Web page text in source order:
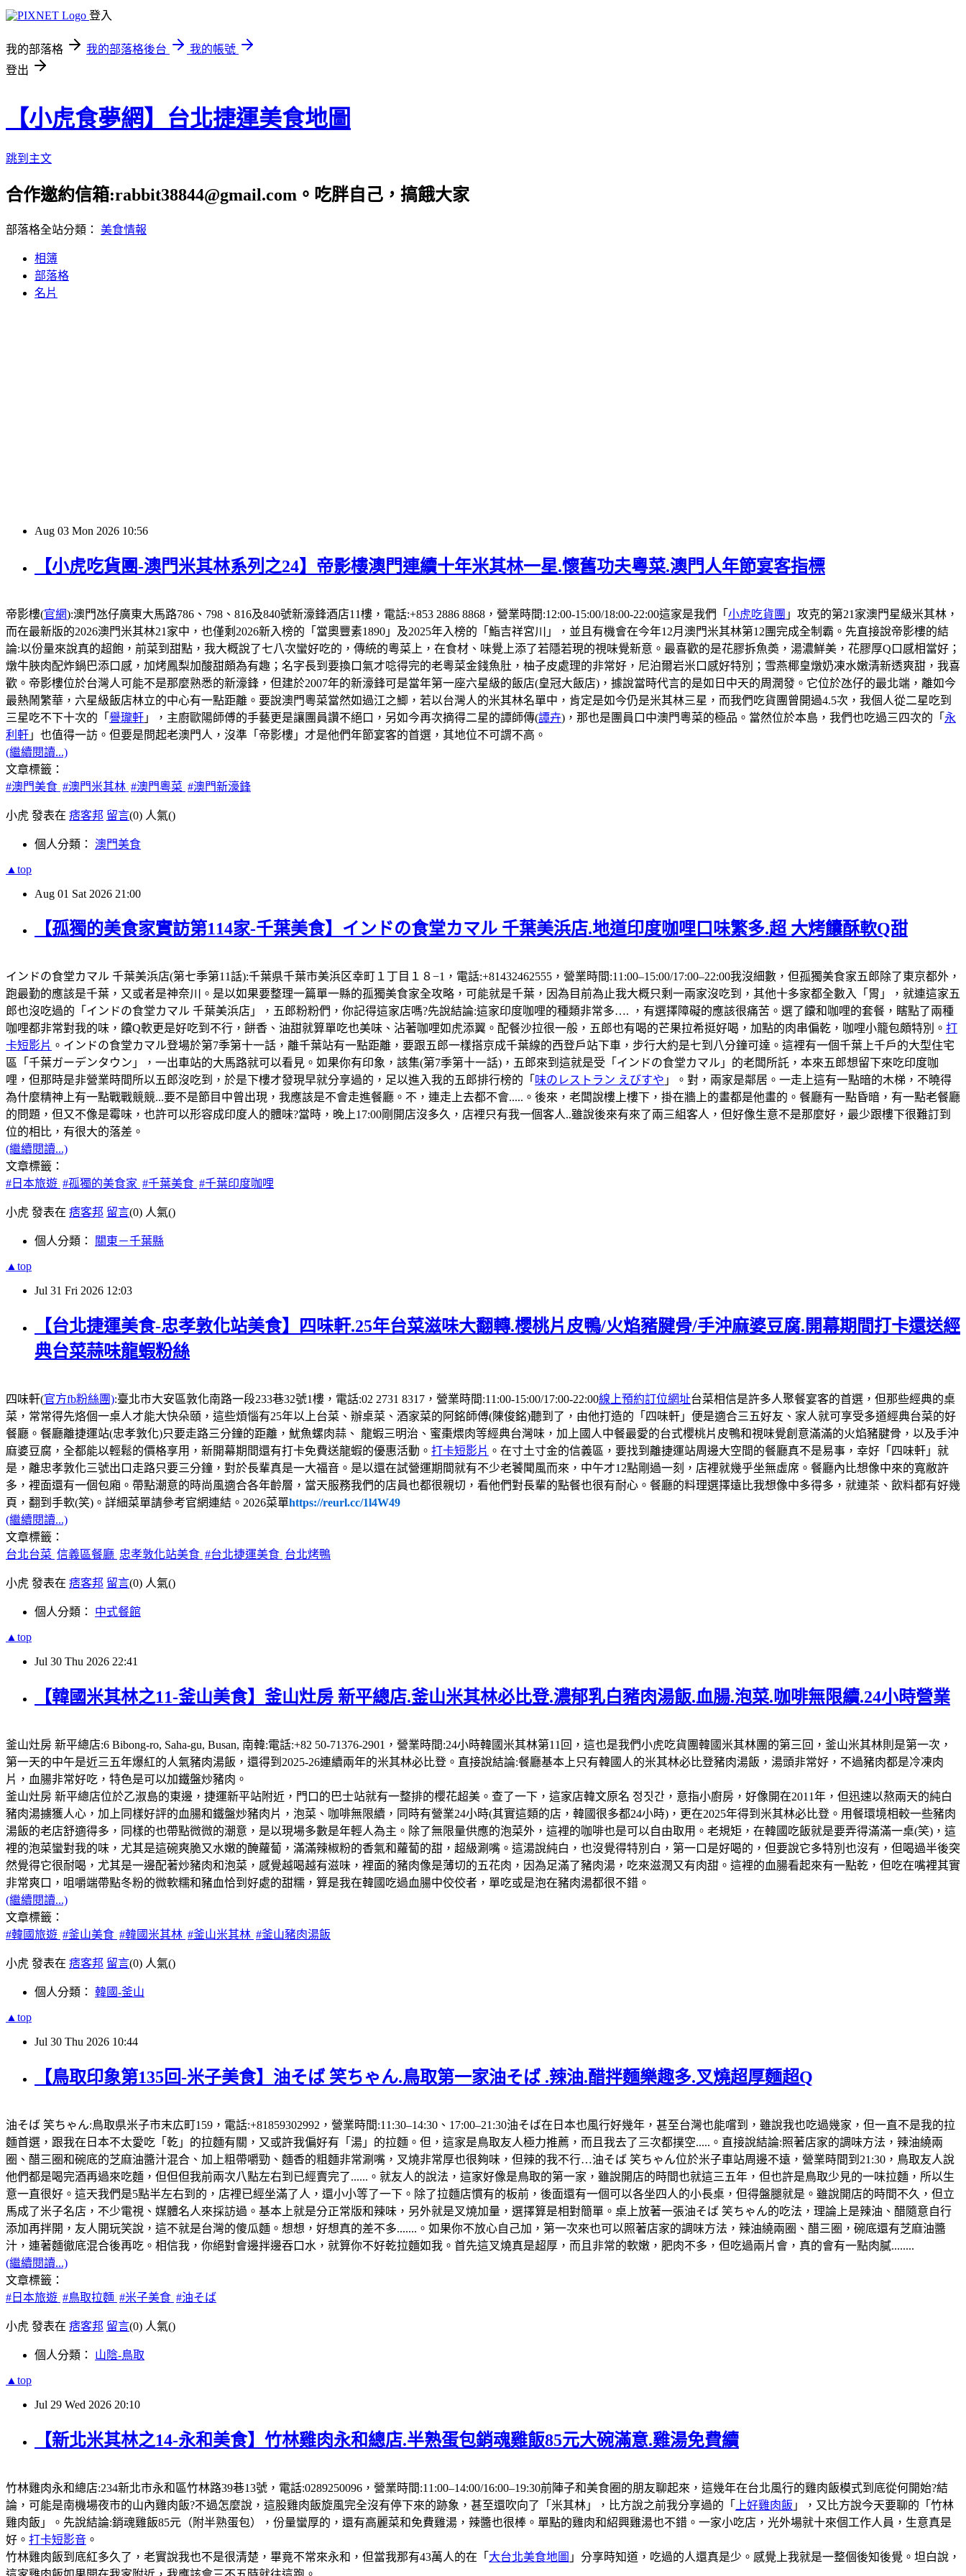
登入
我的部落格 我的部落格後台
我的帳號
登出
【小虎食夢網】台北捷運美食地圖
跳到主文
合作邀約信箱:rabbit38844@gmail.com。吃胖自己，搞餓大家
部落格全站分類： 美食情報
相簿
部落格
名片
Aug 03 Mon 2026 10:56
【小虎吃貨團-澳門米其林系列之24】帝影樓澳門連續十年米其林一星.懷舊功夫粵菜.澳門人年節宴客指標
帝影樓(官網):澳門氹仔廣東大馬路786、798、816及840號新濠鋒酒店11樓，電話:+853 2886 8868，營業時間:12:00-15:00/18:00-22:00這家是我們「 小虎吃貨團 」攻克的第21家澳門星級米其林，
而在最新版的2026澳門米其林21家中，也僅剩2026新入榜的「當奧豐素1890」及2025年入榜的「鮨吉祥宮川」，並且有機會在今年12月澳門米其林第12團完成全制霸。先直接說帝影樓的結
論:以份量來說真的超飽，前菜到甜點，我大概說了七八次蠻好吃的，傳統的粵菜上，在食材、味覺上添了若隱若現的視味覺新意。最喜歡的是花膠拆魚𡙡，湯濃鮮美，花膠厚Q口感相當好；
燉牛脥肉配炸鍋巴添口感，加烤鳳梨加酸甜頗為有趣；名字長到要換口氣才唸得完的老粵菜金錢魚肚，柚子皮處理的非常好，尼泊爾岩米口感好特別；雪燕椰皇燉奶凍水嫩清新透爽甜，我喜
歡。帝影樓位於台灣人可能不是那麼熟悉的新濠鋒，但建於2007年的新濠鋒可是當年第一座六星級的飯店(皇冠大飯店)，據說當時代言的是如日中天的周潤發。它位於氹仔的最北端，離如今
最熱鬧繁華，六星級飯店林立的中心有一點距離。要說澳門粵菜當然如過江之鯽，若以台灣人的米其林名單中，肯定是如今仍是米其林三星，而我們吃貨團曾開過4.5次，我個人從二星吃到
三星吃不下十次的「 譽瓏軒 」，主廚歐陽師傅的手藝更是讓團員讚不絕口，另如今再次摘得二星的譚師傳(譚卉)，那也是團員口中澳門粵菜的極品。當然位於本島，我們也吃過三四次的「 永
利軒 」也值得一訪。但要是問起老澳門人，沒準「帝影樓」才是他們年節宴客的首選，其地位不可謂不高。
(繼續閱讀...)
文章標籤：
#澳門美食 #澳門米其林 #澳門粵菜 #澳門新濠鋒
小虎 發表在 痞客邦 留言(0) 人氣()
個人分類： 澳門美食
▲top
Aug 01 Sat 2026 21:00
【孤獨的美食家實訪第114家-千葉美食】インドの食堂カマル 千葉美浜店.地道印度咖哩口味繁多.超 大烤饢酥軟Q甜
インドの食堂カマル 千葉美浜店(第七季第11話):千葉県千葉市美浜区幸町１丁目１８−1，電話:+81432462555，營業時間:11:00–15:00/17:00–22:00我沒細數，但孤獨美食家五郎除了東京都外，
跑最勤的應該是千葉，又或者是神奈川。是以如果要整理一篇單一縣的孤獨美食家全攻略，可能就是千葉，因為目前為止我大概只剩一兩家沒吃到，其他十多家都全數入「胃」，就連這家五
郎也沒吃過的「インドの食堂カマル 千葉美浜店」，五郎粉粉們，你記得這家店嗎?先說結論:這家印度咖哩的種類非常多…. ，有選擇障礙的應該很痛苦。選了饢和咖哩的套餐，瞎點了兩種
咖哩都非常對我的味，饢Q軟更是好吃到不行，餅香、油甜就算單吃也美味、沾著咖哩如虎添翼。配餐沙拉很一般，五郎也有喝的芒果拉希挺好喝，加點的肉串偏乾，咖哩小籠包頗特別。 打
卡短影片 。インドの食堂カマル登場於第7季第十一話，離千葉站有一點距離，要跟五郎一樣搭京成千葉線的西登戶站下車，步行大約是七到八分鐘可達。這裡有一個千葉上千戶的大型住宅
區「千葉ガーデンタウン」，一出車站的大馬路就可以看見。如果你有印象，該集(第7季第十一話)，五郎來到這就是受「インドの食堂カマル」的老闆所託，本來五郎想留下來吃印度咖
哩，但那時是非營業時間所以五郎沒吃到，於是下樓才發現早就分享過的，足以進入我的五郎排行榜的「 味のレストラン えびすや 」。對，兩家是鄰居。一走上這有一點暗的木梯，不曉得
為什麼精神上有一點戰戰競競...要不是節目中曾出現，我應該是不會走進餐廳。不，連走上去都不會.....。後來，老闆說樓上樓下，掛在牆上的畫都是他畫的。餐廳有一點昏暗，有一點老餐廳
的問題，但又不像是霉味，也許可以形容成印度人的體味?當時，晚上17:00剛開店沒多久，店裡只有我一個客人..雖說後來有來了兩三組客人，但好像生意不是那麼好，最少跟樓下很難訂到
位的相比，有很大的落差。
(繼續閱讀...)
文章標籤：
#日本旅遊 #孤獨的美食家 #千葉美食 #千葉印度咖哩
小虎 發表在 痞客邦 留言(0) 人氣()
個人分類： 關東－千葉縣
▲top
Jul 31 Fri 2026 12:03
【台北捷運美食-忠孝敦化站美食】四味軒.25年台菜滋味大翻轉.櫻桃片皮鴨/火焰豬腱骨/手沖麻婆豆腐.開幕期間打卡還送經
典台菜蒜味龍蝦粉絲
四味軒(官方fb粉絲團):臺北市大安區敦化南路一段233巷32號1樓，電話:02 2731 8317，營業時間:11:00-15:00/17:00-22:00線上預約訂位網址台菜相信是許多人聚餐宴客的首選，但那些經典的桌
菜，常常得先烙個一桌人才能大快朵頤，這些煩惱有25年以上台菜、辦桌菜、酒家菜的阿銘師傅(陳俊銘)聽到了，由他打造的「四味軒」便是適合三五好友、家人就可享受多道經典台菜的好
餐廳。餐廳離捷運站(忠孝敦化)只要走路三分鐘的距離，魷魚螺肉蒜、 龍蝦三明治、蜜棗煨肉等經典台灣味，加上國人中餐最愛的台式櫻桃片皮鴨和視味覺創意滿滿的火焰豬腱骨，以及手沖
麻婆豆腐，全都能以輕鬆的價格享用，新開幕期間還有打卡免費送龍蝦的優惠活動。 打卡短影片 。在寸土寸金的信義區，要找到離捷運站周邊大空間的餐廳真不是易事，幸好「四味軒」就
是，離忠孝敦化三號出口走路只要三分鐘，對於長輩真是一大福音。是以還在試營運期間就有不少老饕聞風而來，中午才12點剛過一刻，店裡就幾乎坐無虛席。餐廳內比想像中來的寬敝許
多，裡面還有一個包廂。帶點潮意的時尚風適合各年齡層，當天服務我們的店員也都很親切，看他們對長輩的點餐也很有耐心。餐廳的料理選擇遠比我想像中多得多，就連茶、飲料都有好幾
頁，翻到手軟(笑)。詳細菜單請參考官網連結。2026菜單https://reurl.cc/1l4W49
(繼續閱讀...)
文章標籤：
台北台菜 信義區餐廳 忠孝敦化站美食 #台北捷運美食 台北烤鴨
小虎 發表在 痞客邦 留言(0) 人氣()
個人分類： 中式餐館
▲top
Jul 30 Thu 2026 22:41
【韓國米其林之11-釜山美食】釜山灶房 新平總店.釜山米其林必比登.濃郁乳白豬肉湯飯.血腸.泡菜.咖啡無限續.24小時營業
釜山灶房 新平總店:6 Bibong-ro, Saha-gu, Busan, 南韓:電話:+82 50-71376-2901，營業時間:24小時韓國米其林第11回，這也是我們小虎吃貨團韓國米其林團的第三回，釜山米其林則是第一次，
第一天的中午是近三五年爆紅的人氣豬肉湯飯，還得到2025-26連續兩年的米其林必比登。直接說結論:餐廳基本上只有韓國人的米其林必比登豬肉湯飯，湯頭非常好，不過豬肉都是冷凍肉
片，血腸非常好吃，特色是可以加鐵盤炒豬肉。
釜山灶房 新平總店位於乙淑島的東邊，捷運新平站附近，門口的巴士站就有一整排的櫻花超美。查了一下，這家店韓文原名 정짓간，意指小廚房，好像開在2011年，但迅速以熬兩天的純白
豬肉湯擄獲人心，加上同樣好評的血腸和鐵盤炒豬肉片，泡菜、咖啡無限續，同時有營業24小時(其實這類的店，韓國很多都24小時)，更在2025年得到米其林必比登。用餐環境相較一些豬肉
湯飯的老店舒適得多，同樣的也帶點微微的潮意，是以現場多數是年輕人為主。除了無限量供應的泡菜外，這裡的咖啡也是可以自由取用。老規矩，在韓國吃飯就是要弄得滿滿一桌(笑)，這
裡的泡菜蠻對我的味，尤其是這碗爽脆又水嫩的醃蘿蔔，滿滿辣椒粉的香氣和蘿蔔的甜，超級涮嘴。這湯說純白，也沒覺得特別白，第一口是好喝的，但要說它多特別也沒有，但喝過半後突
然覺得它很耐喝，尤其是一邊配著炒豬肉和泡菜，感覺越喝越有滋味，裡面的豬肉像是薄切的五花肉，因為足滿了豬肉湯，吃來滋潤又有肉甜。這裡的血腸看起來有一點乾，但吃在嘴裡其實
非常爽口，咀嚼端帶點冬粉的微軟糯和豬血恰到好處的甜糯，算是我在韓國吃過血腸中佼佼者，單吃或是泡在豬肉湯都很不錯。
(繼續閱讀...)
文章標籤：
#韓國旅遊 #釜山美食 #韓國米其林 #釜山米其林 #釜山豬肉湯飯
小虎 發表在 痞客邦 留言(0) 人氣()
個人分類： 韓國-釜山
▲top
Jul 30 Thu 2026 10:44
【鳥取印象第135回-米子美食】油そば 笑ちゃん.鳥取第一家油そば .辣油.醋拌麵樂趣多.叉燒超厚麵超Q
油そば 笑ちゃん:鳥取県米子市末広町159，電話:+81859302992，營業時間:11:30–14:30、17:00–21:30油そば在日本也風行好幾年，甚至台灣也能嚐到，雖說我也吃過幾家，但一直不是我的拉
麵首選，跟我在日本不太愛吃「乾」的拉麵有關，又或許我偏好有「湯」的拉麵。但，這家是鳥取友人極力推薦，而且我去了三次都撲空.....。直接說結論:照著店家的調味方法，辣油繞兩
圈、醋三圈和碗底的芝麻油醬汁混合、加上粗帶嚼勁、麵香的粗麵非常涮嘴，叉燒非常厚也很夠味，但辣的我不行…油そば 笑ちゃん位於米子車站周邊不遠，營業時間到21:30，鳥取友人說
他們都是喝完酒再過來吃麵，但但但我前兩次八點左右到已經賣完了......。就友人的說法，這家好像是鳥取的第一家，雖說開店的時間也就這三五年，但也許是鳥取少見的一味拉麵，所以生
意一直很好。這天我們是5點半左右到的，店裡已經坐滿了人，還小小等了一下。除了拉麵店慣有的板前，後面還有一個可以各坐四人的小長桌，但得盤腿就是。雖說開店的時間不久，但立
馬成了米子名店，不少電視、媒體名人來採訪過。基本上就是分正常版和辣味，另外就是叉燒加量，選擇算是相對簡單。桌上放著一張油そば 笑ちゃん的吃法，理論上是辣油、醋隨意自行
添加再拌開，友人開玩笑說，這不就是台灣的傻瓜麵。想想，好想真的差不多.......。如果你不放心自己加，第一次來也可以照著店家的調味方法，辣油繞兩圈、醋三圈，碗底還有芝麻油醬
汁，連著麵徹底混合後再吃。相信我，你絕對會邊拌邊吞口水，就算你不好乾拉麵如我。首先這叉燒真是超厚，而且非常的軟嫩，肥肉不多，但吃過兩片會，真的會有一點肉膩........
(繼續閱讀...)
文章標籤：
#日本旅遊 #鳥取拉麵 #米子美食 #油そば
小虎 發表在 痞客邦 留言(0) 人氣()
個人分類： 山陰-鳥取
▲top
Jul 29 Wed 2026 20:10
【新北米其林之14-永和美食】竹林雞肉永和總店.半熟蛋包銷魂雞飯85元大碗滿意.雞湯免費續
竹林雞肉永和總店:234新北市永和區竹林路39巷13號，電話:0289250096，營業時間:11:00–14:00/16:00–19:30前陣子和美食圈的朋友聊起來，這幾年在台北風行的雞肉飯模式到底從何開始?結
論，可能是南機場夜市的山內雞肉飯?不過怎麼說，這股雞肉飯旋風完全沒有停下來的跡象，甚至還吹向了「米其林」，比方說之前我分享過的「
上好雞肉飯 」，又比方說今天要聊的「竹林
雞肉飯」。先說結論:銷魂雞飯85元（附半熟蛋包），份量蠻厚的，還有高麗菜和免費雞湯，辣醬也很棒。單點的雞肉和紹興雞湯也不錯。一家小吃店，光外場就十來個工作人員，生意真是
好。 打卡短影音 。
竹林雞肉飯到底紅多久了，老實說我也不是很清楚，畢竟不常來永和，但當我那有43萬人的在「 大台北美食地圖 」分享時知道，吃過的人還真是少。感覺上我就是一整個後知後覺。坦白說，